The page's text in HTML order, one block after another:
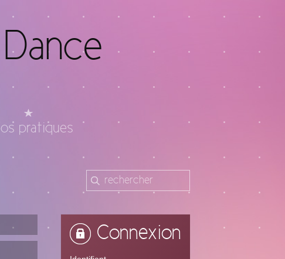
pratiques
Connexion